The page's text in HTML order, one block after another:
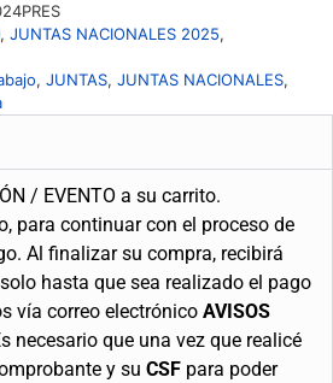
, JUNTAS NACIONALES 2025,
, JUNTAS, JUNTAS NACIONALES,
/ EVENTO a su carrito.
para continuar con el proceso de
Al finalizar su compra, recibirá
hasta que sea realizado el pago
vía correo electrónico AVISOS
necesario que una vez que realicé
y su CSF para poder